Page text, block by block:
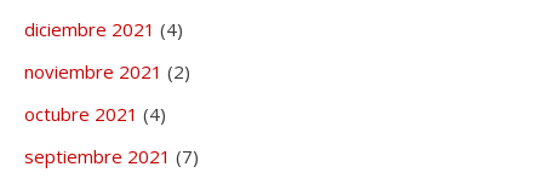
diciembre 2021 (4)
noviembre 2021 (2)
octubre 2021 (4)
septiembre 2021 (7)